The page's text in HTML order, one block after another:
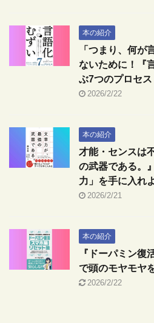
本の紹介
「つまり、何が
ないために！『
ぶ7つのプロセス
2026/2/22
本の紹介
才能・センスは
の武器である。
力」を手に入れ
2026/2/21
本の紹介
『ドーパミン復
で頭のモヤモヤ
2026/2/22